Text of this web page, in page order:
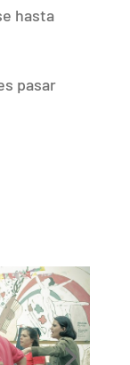
hasta
pasar